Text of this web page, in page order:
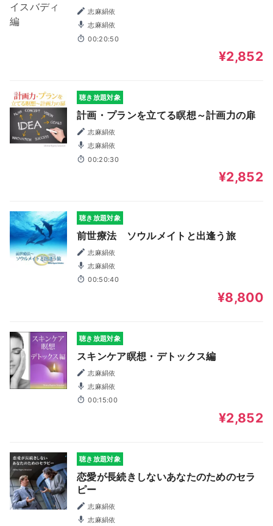
志麻絹依
志麻絹依
00:20:50
¥2,852
聴き放題対象
計画・プランを立てる瞑想～計画力の扉
志麻絹依
志麻絹依
00:20:30
¥2,852
聴き放題対象
前世療法 ソウルメイトと出逢う旅
志麻絹依
志麻絹依
00:50:40
¥8,800
聴き放題対象
スキンケア瞑想・デトックス編
志麻絹依
志麻絹依
00:15:00
¥2,852
聴き放題対象
恋愛が長続きしないあなたのためのセラ
ピー
志麻絹依
志麻絹依